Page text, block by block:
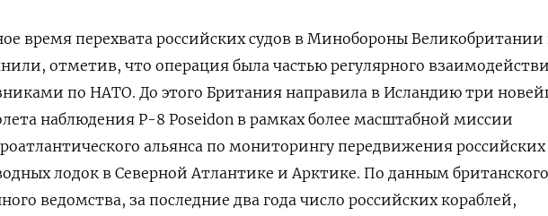
время перехвата российских судов в Минобороны Великобритании
отметив, что операция была частью регулярного
по НАТО. До этого Британия направила в Исландию три
наблюдения P-8 Poseidon в рамках более масштабной миссии
альянса по мониторингу передвижения российских
лодок в Северной Атлантике и Арктике. По данным британского
ведомства, за последние два года число российских кораблей,